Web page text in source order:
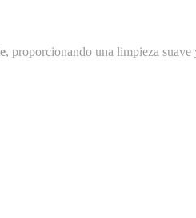
, proporcionando una limpieza